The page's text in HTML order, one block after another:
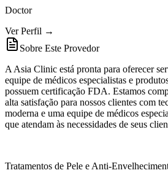
Doctor
Ver Perfil →
Sobre Este Provedor
A Asia Clinic está pronta para oferecer
equipe de médicos especialistas e
possuem certificação FDA. Estamos
alta satisfação para nossos clientes com
moderna e uma equipe de médicos
que atendam às necessidades de seus
Tratamentos de Pele e Anti-